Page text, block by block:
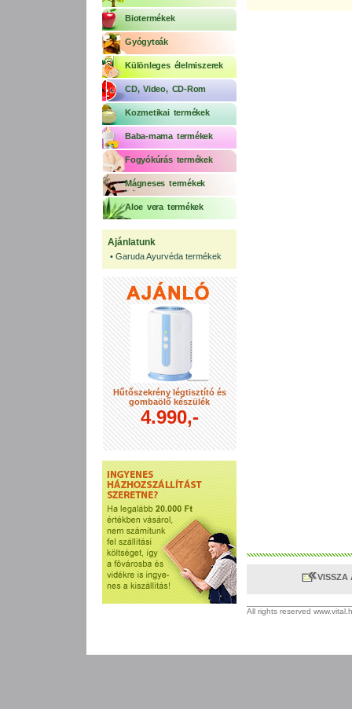
Biotermékek
Gyógyteák
Különleges élelmiszerek
CD, Video, CD-Rom
Kozmetikai termékek
Baba-mama termékek
Fogyókúrás termékek
Mágneses termékek
Aloe vera termékek
Ajánlatunk
• Garuda Ayurvéda termékek
Hűtőszekrény légtisztító és
gombaölő készülék
4.990,-
VISSZA
All rights reserved